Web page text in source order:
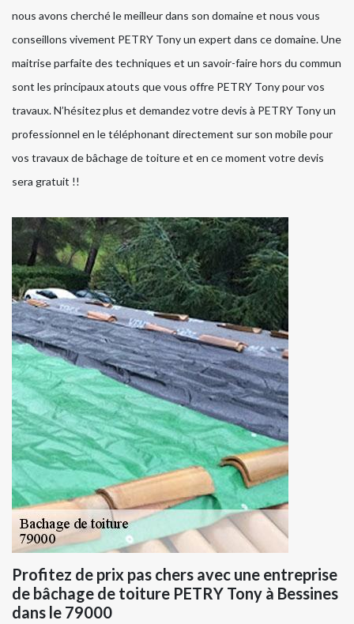
nous avons cherché le meilleur dans son domaine et nous vous
conseillons vivement PETRY Tony un expert dans ce domaine. Une
maitrise parfaite des techniques et un savoir-faire hors du commun
sont les principaux atouts que vous offre PETRY Tony pour vos
travaux. N’hésitez plus et demandez votre devis à PETRY Tony un
professionnel en le téléphonant directement sur son mobile pour
vos travaux de bâchage de toiture et en ce moment votre devis
sera gratuit !!
Profitez de prix pas chers avec une entreprise
de bâchage de toiture PETRY Tony à Bessines
dans le 79000